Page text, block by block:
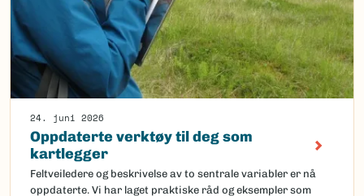
24. juni 2026
Oppdaterte verktøy til deg som
kartlegger
Feltveiledere og beskrivelse av to sentrale variabler er nå
oppdaterte. Vi har laget praktiske råd og eksempler som